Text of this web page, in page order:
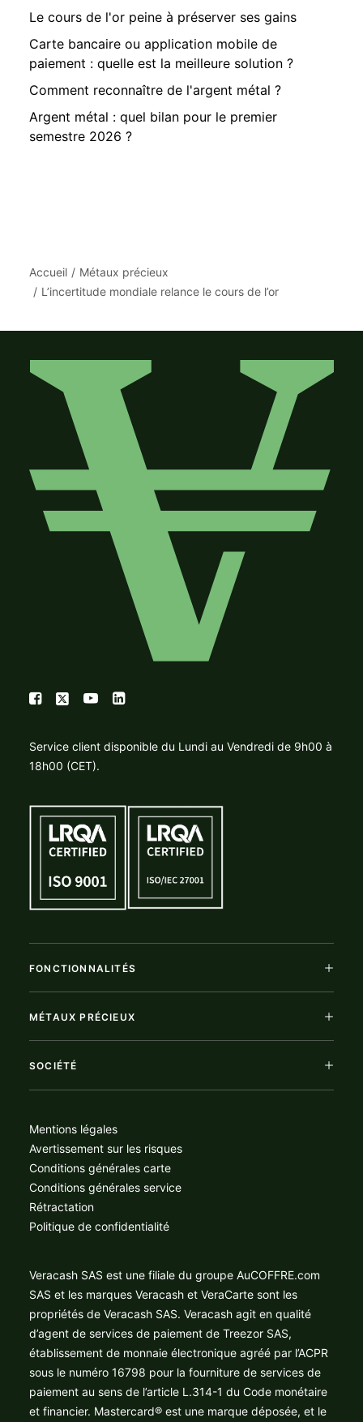
Le cours de l'or peine à préserver ses gains
Carte bancaire ou application mobile de
paiement : quelle est la meilleure solution ?
Comment reconnaître de l'argent métal ?
Argent métal : quel bilan pour le premier
semestre 2026 ?
Accueil
Métaux précieux
L’incertitude mondiale relance le cours de l’or
Service client disponible du Lundi au Vendredi de 9h00 à
18h00 (CET).
FONCTIONNALITÉS
MÉTAUX PRÉCIEUX
SOCIÉTÉ
Mentions légales
Avertissement sur les risques
Conditions générales carte
Conditions générales service
Rétractation
Politique de confidentialité
Veracash SAS est une filiale du groupe AuCOFFRE.com
SAS et les marques Veracash et VeraCarte sont les
propriétés de Veracash SAS. Veracash agit en qualité
d’agent de services de paiement de Treezor SAS,
établissement de monnaie électronique agréé par l’ACPR
sous le numéro 16798 pour la fourniture de services de
paiement au sens de l’article L.314-1 du Code monétaire
et financier. Mastercard® est une marque déposée, et le